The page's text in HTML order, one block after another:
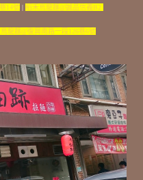
14號| 稻禾烏龍麵@誠品信義B2
龍麵@復興南路一段126巷6號